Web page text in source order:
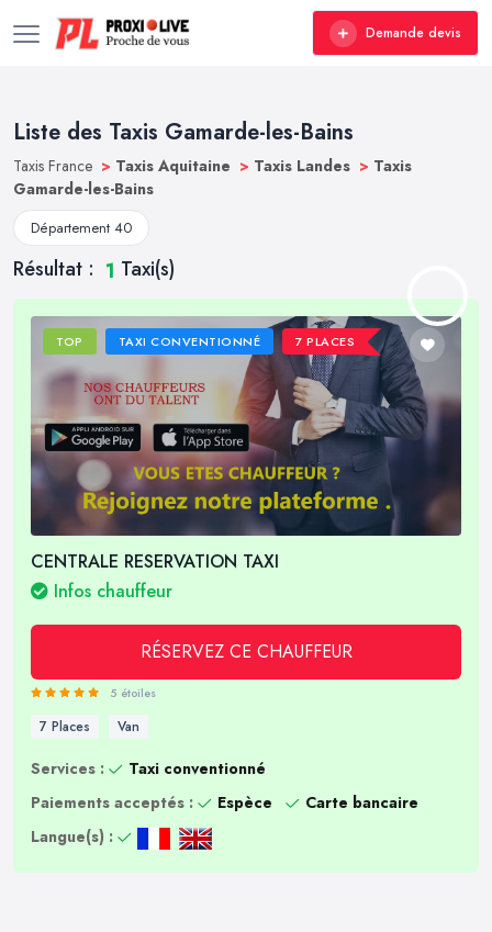
Demande devis
Liste des Taxis Gamarde-les-Bains
Taxis France > Taxis Aquitaine > Taxis Landes > Taxis
Gamarde-les-Bains
Département 40
Résultat : 1 Taxi(s)
TOP TAXI CONVENTIONNÉ 7 PLACES
CENTRALE RESERVATION TAXI
Infos chauffeur
RÉSERVEZ CE CHAUFFEUR
5 étoiles
7 Places Van
Services :
Taxi conventionné
Paiements acceptés :
Espèce
Carte bancaire
Langue(s) :